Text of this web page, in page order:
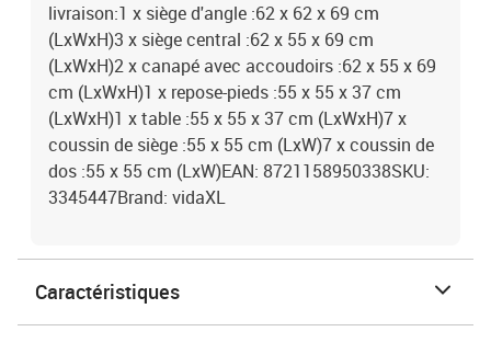
livraison:1 x siège d'angle :62 x 62 x 69 cm
(LxWxH)3 x siège central :62 x 55 x 69 cm
(LxWxH)2 x canapé avec accoudoirs :62 x 55 x 69
cm (LxWxH)1 x repose-pieds :55 x 55 x 37 cm
(LxWxH)1 x table :55 x 55 x 37 cm (LxWxH)7 x
coussin de siège :55 x 55 cm (LxW)7 x coussin de
dos :55 x 55 cm (LxW)EAN: 8721158950338SKU:
3345447Brand: vidaXL
Caractéristiques